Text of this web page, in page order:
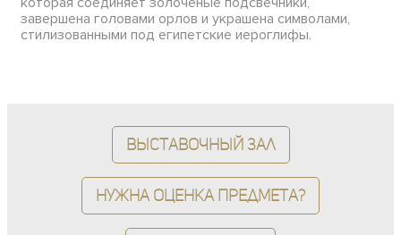
завершена головами орлов и украшена символами,
стилизованными под египетские иероглифы.
Выставочный зал
Нужна оценка предмета?